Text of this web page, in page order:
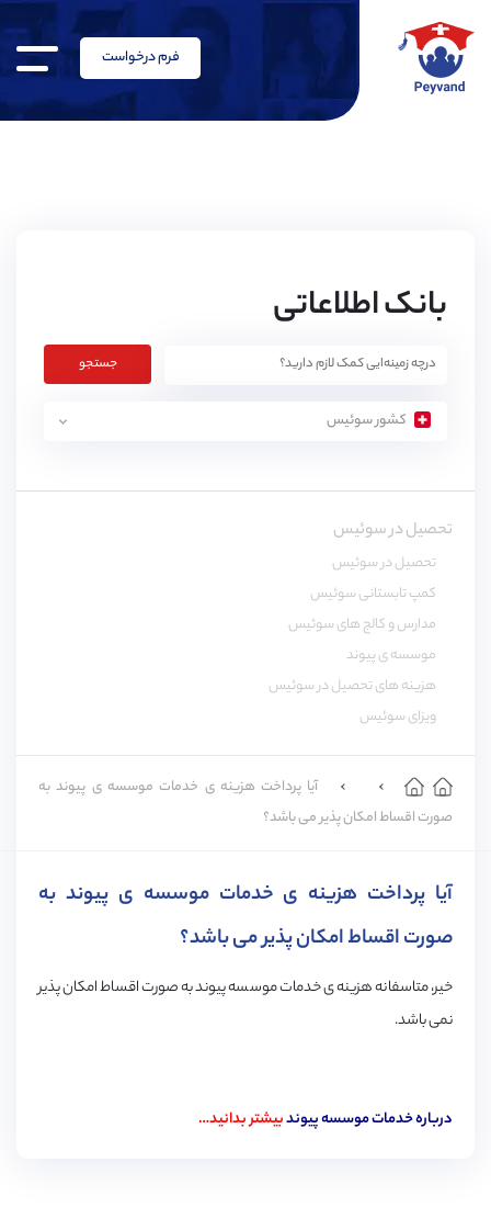
فرم درخواست
بانک اطلاعاتی
جستجو
کشور سوئیس
تحصیل در سوئیس
تحصیل در سوئیس
کمپ تابستانی سوئیس
مدارس و کالج های سوئیس
موسسه ی پیوند
هزینه های تحصیل در سوئیس
ویزای سوئیس
آیا پرداخت هزینه ی خدمات موسسه ی پیوند به
صورت اقساط امکان پذیر می باشد؟
آیا پرداخت هزینه ی خدمات موسسه ی پیوند به
صورت اقساط امکان پذیر می باشد؟
خیر، متاسفانه هزینه ی خدمات موسسه پیوند به صورت اقساط امکان پذیر
نمی باشد.
درباره خدمات موسسه پیوندبیشتر بدانید…